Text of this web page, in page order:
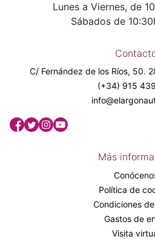
Lunes a Viernes, de
Sábados de
C/ Fernández de los Ríos, 50.
(+34) 915
Más
Política de
Condiciones
Gastos de
Visita